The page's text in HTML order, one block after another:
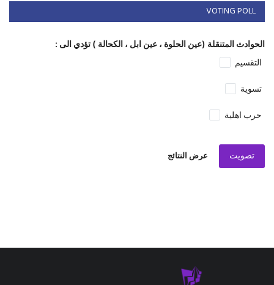
VOTING POLL
الحوادث المتنقلة (عين الحلوة ، عين ابل ، الكحالة ) تؤدي الى :
التقسيم
تسوية
حرب اهلية
تصويت عرض النتائج